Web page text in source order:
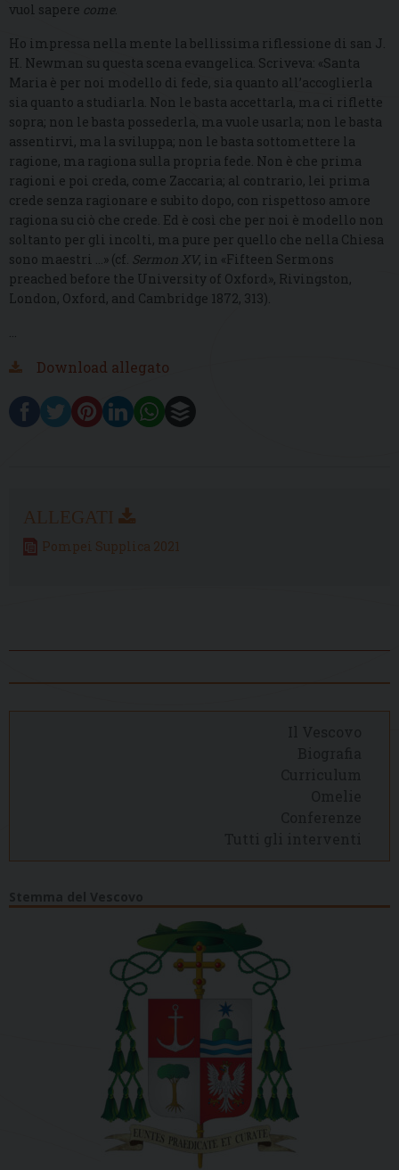
vuol sapere come.
Ho impressa nella mente la bellissima riflessione di san J.
H. Newman su questa scena evangelica. Scriveva: «Santa
Maria è per noi modello di fede, sia quanto all’accoglierla
sia quanto a studiarla. Non le basta accettarla, ma ci riflette
sopra; non le basta possederla, ma vuole usarla; non le basta
assentirvi, ma la sviluppa; non le basta sottomettere la
ragione, ma ragiona sulla propria fede. Non è che prima
ragioni e poi creda, come Zaccaria; al contrario, lei prima
crede senza ragionare e subito dopo, con rispettoso amore
ragiona su ciò che crede. Ed è così che per noi è modello non
soltanto per gli incolti, ma pure per quello che nella Chiesa
sono maestri …» (cf. Sermon XV, in «Fifteen Sermons
preached before the University of Oxford», Rivingston,
London, Oxford, and Cambridge 1872, 313).
…
Download allegato
Pompei Supplica 2021